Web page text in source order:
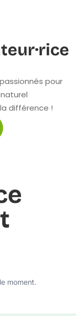
pour
différence !
moment.